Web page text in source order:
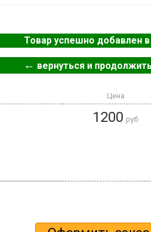
Товар успешно добавлен в
← вернуться и
Цена
1200 руб